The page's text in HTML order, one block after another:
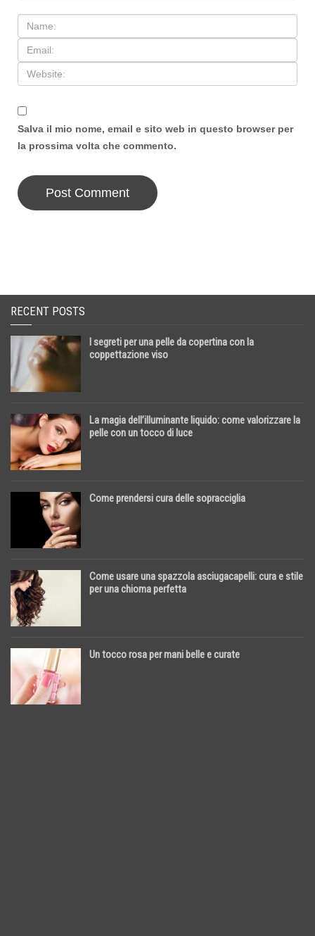
Salva il mio nome, email e sito web in questo browser per
la prossima volta che commento.
RECENT POSTS
I segreti per una pelle da copertina con la
coppettazione viso
La magia dell’illuminante liquido: come valorizzare la
pelle con un tocco di luce
Come prendersi cura delle sopracciglia
Come usare una spazzola asciugacapelli: cura e stile
per una chioma perfetta
Un tocco rosa per mani belle e curate